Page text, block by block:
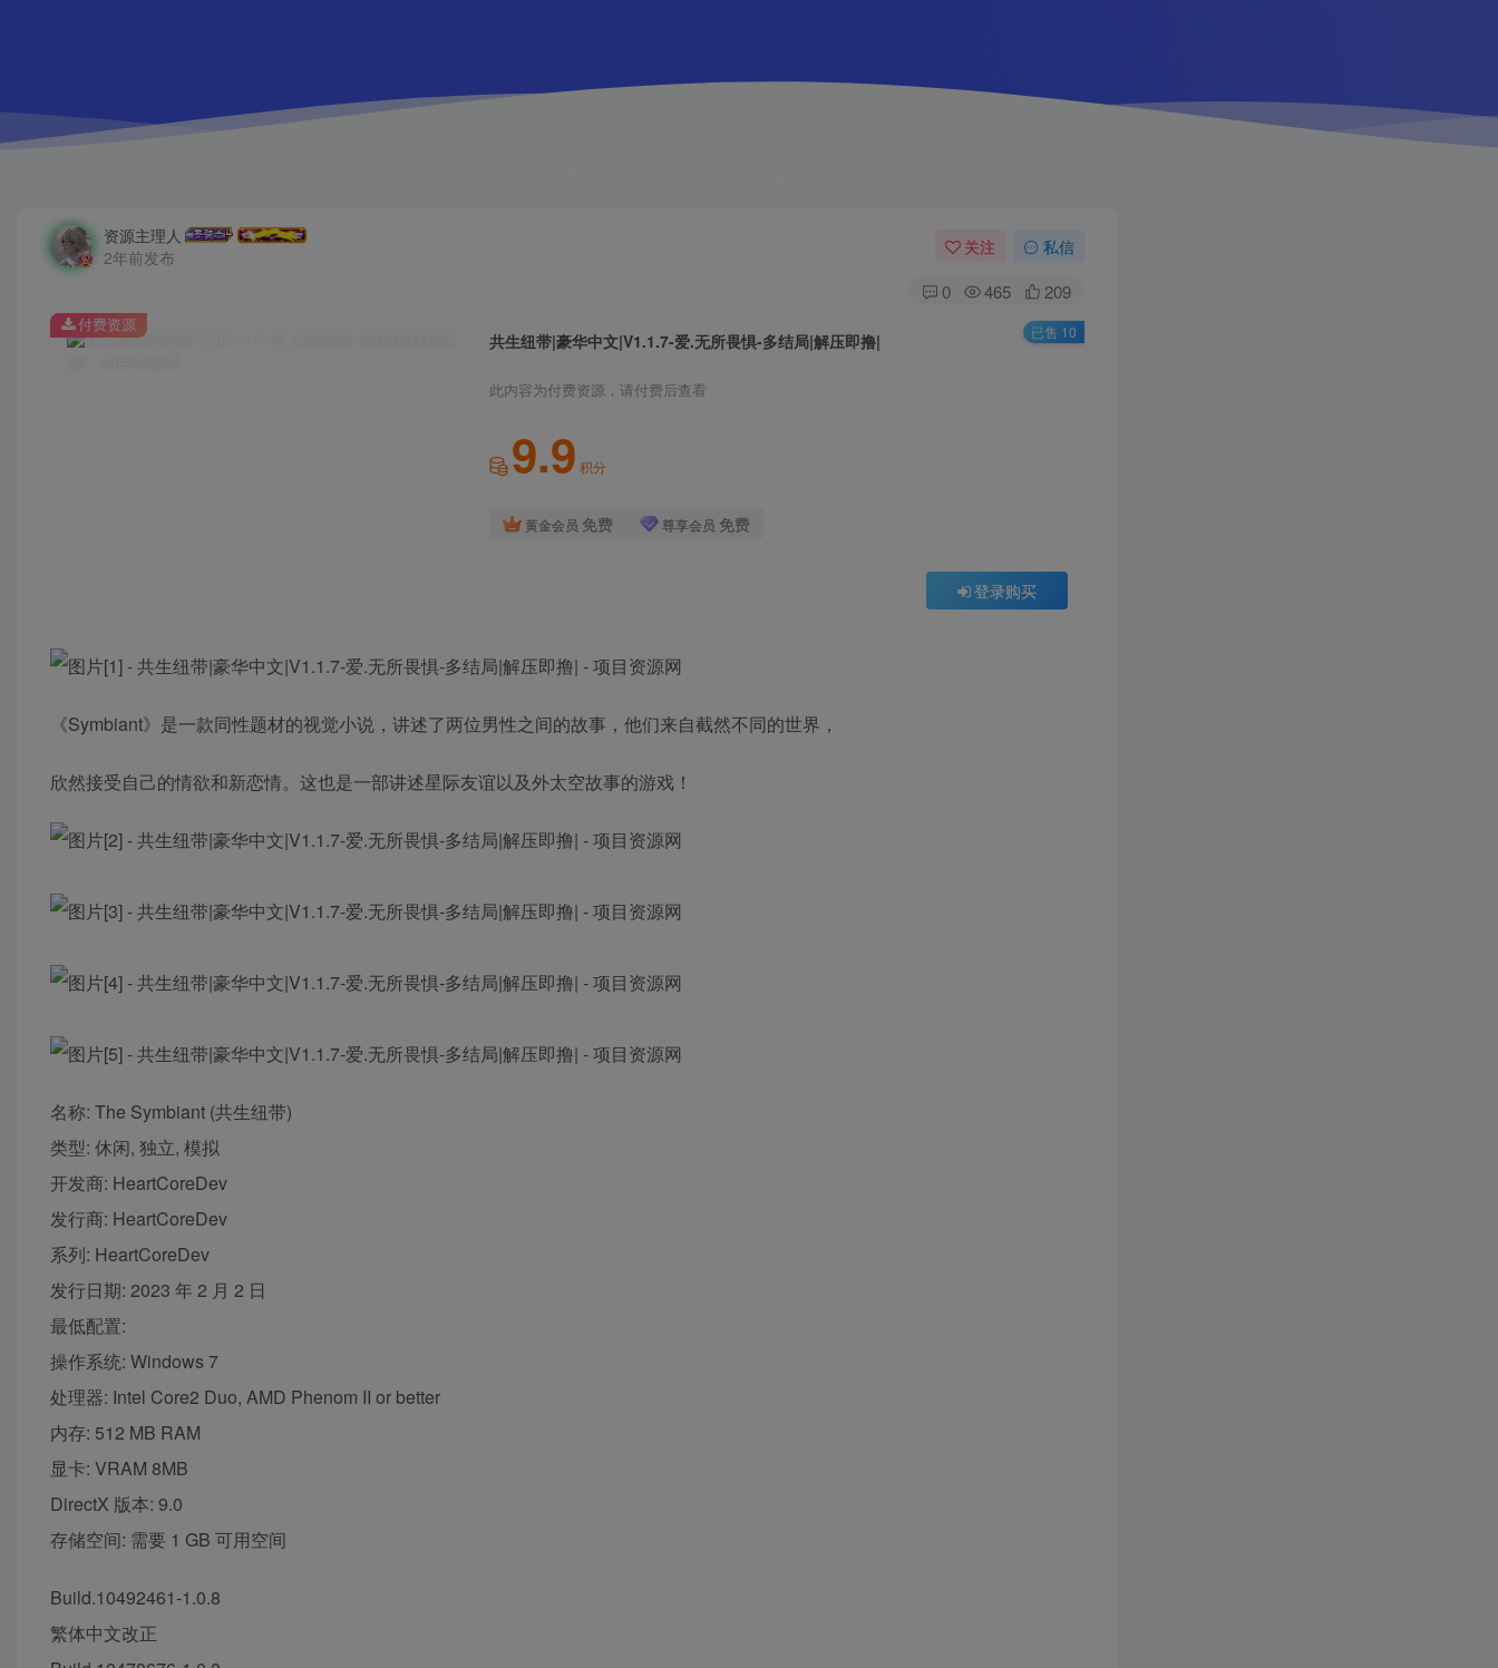
资源主理人
2年前发布
关注 私信
0 465 209
共生纽带|豪华中文|V1.1.7-爱.无所畏惧-多结局|解压即撸|
此内容为付费资源，请付费后查看
9.9 积分
黄金会员 免费 尊享会员 免费
登录购买
付费资源 已售 10
《Symbiant》是一款同性题材的视觉小说，讲述了两位男性之间的故事，他们来自截然不同的世界，
欣然接受自己的情欲和新恋情。这也是一部讲述星际友谊以及外太空故事的游戏！
名称: The Symbiant (共生纽带)
类型: 休闲, 独立, 模拟
开发商: HeartCoreDev
发行商: HeartCoreDev
系列: HeartCoreDev
发行日期: 2023 年 2 月 2 日
最低配置:
操作系统: Windows 7
处理器: Intel Core2 Duo, AMD Phenom II or better
内存: 512 MB RAM
显卡: VRAM 8MB
DirectX 版本: 9.0
存储空间: 需要 1 GB 可用空间
Build.10492461-1.0.8
繁体中文改正